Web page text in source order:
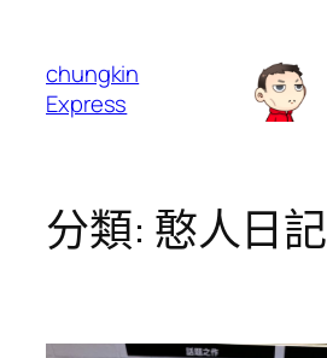
chungkin
Express
分類: 憨人日記